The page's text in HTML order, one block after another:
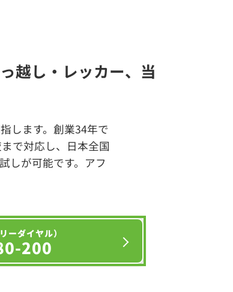
越し・レッカー、当
します。創業34年で
で対応し、日本全国
しが可能です。アフ
ーダイヤル）
200